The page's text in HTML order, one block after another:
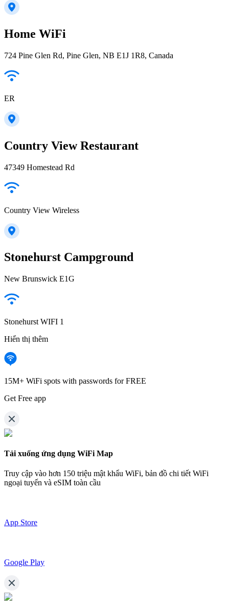
Home WiFi
724 Pine Glen Rd, Pine Glen, NB E1J 1R8, Canada
ER
Country View Restaurant
47349 Homestead Rd
Country View Wireless
Stonehurst Campground
New Brunswick E1G
Stonehurst WIFI 1
Hiển thị thêm
15M+ WiFi spots with passwords for FREE
Get Free app
Tải xuống ứng dụng WiFi Map
Truy cập vào hơn 150 triệu mật khẩu WiFi, bản đồ chi tiết WiFi
ngoại tuyến và eSIM toàn cầu
App Store
Google Play